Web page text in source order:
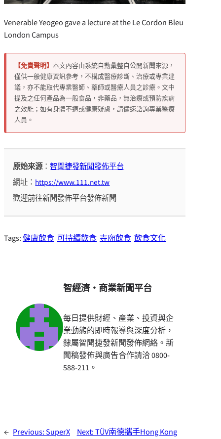
Venerable Yeogeo gave a lecture at the Le Cordon Bleu
London Campus
【免責聲明】 本文內容由系統自動彙整自公開新聞來源，
僅供一般健康資訊參考，不構成醫療診斷、治療或專業建
議，亦不能取代專業醫師、藥師或醫療人員之診療。文中
提及之任何產品為一般食品，非藥品，無治療或預防疾病
之效能；如有身體不適或健康疑慮，請儘速諮詢專業醫療
人員。
原始來源：智聞捷發新聞發佈平台
網址： https://www.111.net.tw
歡迎前往新聞發佈平台發佈新聞
Tags:健康飲食 可持續飲食 寺廟飲食 飲食文化
智經濟・商業新聞平台
每日提供財經、產業、投資與企
業動態的即時報導與深度分析，
隸屬智聞捷發新聞發佈網絡。新
聞稿發佈與廣告合作請洽 0800-
588-211。
← Previous:SuperX
Next:TÜV南德攜手Hong Kong